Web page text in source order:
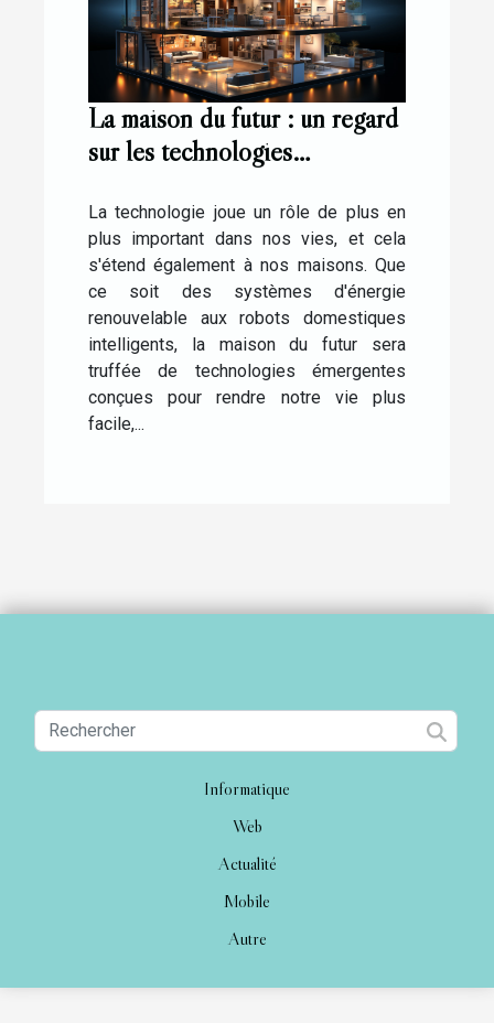
La maison du futur : un regard
sur les technologies
La technologie joue un rôle de plus en
plus important dans nos vies, et cela
s'étend également à nos maisons. Que
ce soit des systèmes d'énergie
renouvelable aux robots domestiques
intelligents, la maison du futur sera
truffée de technologies émergentes
conçues pour rendre notre vie plus
facile,...
Informatique
Web
Actualité
Mobile
Autre